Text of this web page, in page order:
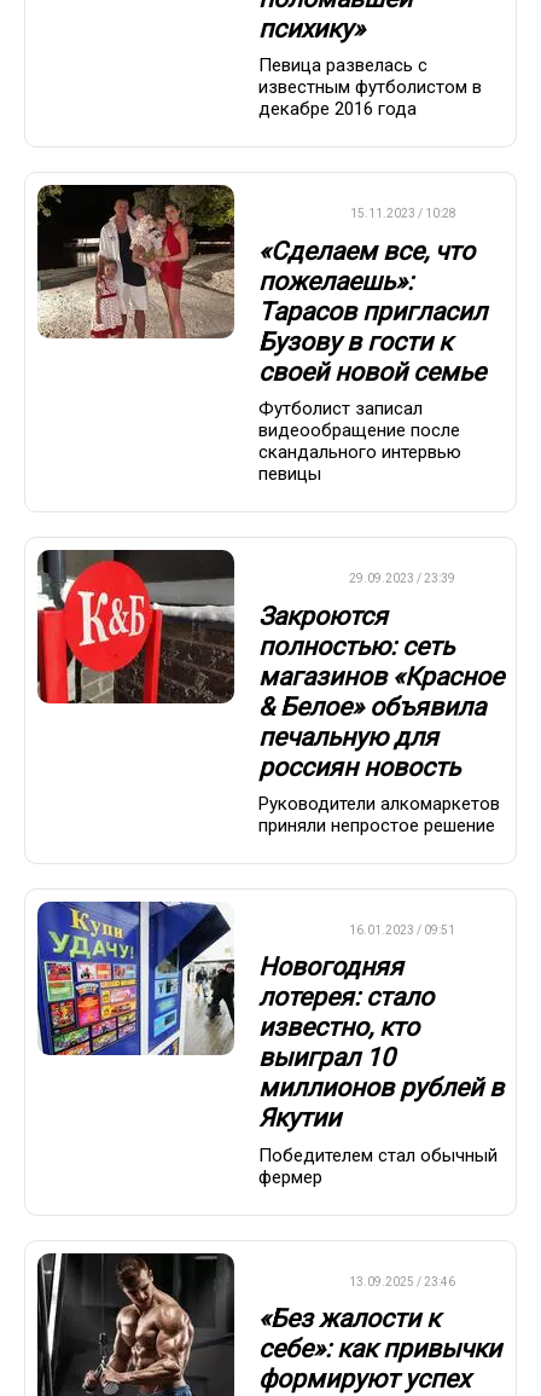
психику»
Певица развелась с
известным футболистом в
декабре 2016 года
15.11.2023 / 10:28
«Сделаем все, что
пожелаешь»:
Тарасов пригласил
Бузову в гости к
своей новой семье
Футболист записал
видеообращение после
скандального интервью
певицы
29.09.2023 / 23:39
Закроются
полностью: сеть
магазинов «Красное
& Белое» объявила
печальную для
россиян новость
Руководители алкомаркетов
приняли непростое решение
16.01.2023 / 09:51
Новогодняя
лотерея: стало
известно, кто
выиграл 10
миллионов рублей в
Якутии
Победителем стал обычный
фермер
13.09.2025 / 23:46
«Без жалости к
себе»: как привычки
формируют успех